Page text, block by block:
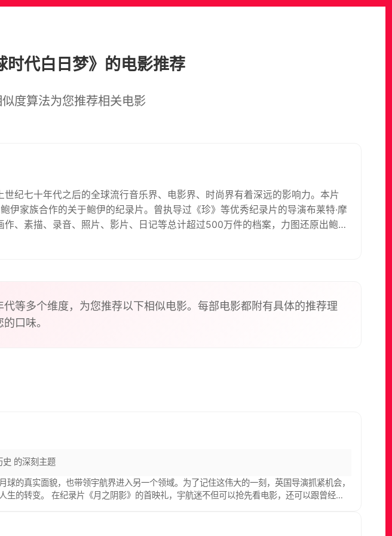
时代白日梦》的电影推荐
度算法为您推荐相关电影
世纪七十年代之后的全球流行音乐界、电影界、时尚界有着深远的影响力。本片
伊家族合作的关于鲍伊的纪录片。曾执导过《珍》等优秀纪录片的导演布莱特·摩
、素描、录音、照片、影片、日记等总计超过500万件的档案，力图还原出鲍伊
并以鲍伊的采访录音作为旁白，阐述他独特的人生观。片中有大量从未公开的
等多个维度，为您推荐以下相似电影。每部电影都附有具体的推荐理
口味。
史 的深刻主题
的真实面貌，也带领宇航界进入另一个领域。为了记住这伟大的一刻，英国导演抓紧机会，
生的转变。 在纪录片《月之阴影》的首映礼，宇航迷不但可以抢先看电影，还可以跟曾经参
难的转型期。” 将阿波罗计划通过写实手法展现在荧幕上，是导演对这批科学家的致敬。 导演
人类的成就，全世界都受到鼓舞。” 阿波罗计划从六十年代开始推出，为宇航业和全世界开拓